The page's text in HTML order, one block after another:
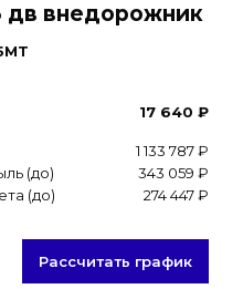
дв внедорожник
17 640 ₽
1 133 787 ₽
(до)
343 059 ₽
(до)
274 447 ₽
Рассчитать график